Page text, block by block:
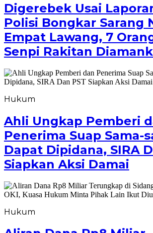
Digerebek Usai
Polisi Bongkar Sarang
Empat Lawang, 7
Senpi Rakitan
Hukum
Ahli Ungkap Pemberi
Penerima Suap Sama-
Dapat Dipidana, SIRA
Siapkan Aksi Damai
Hukum